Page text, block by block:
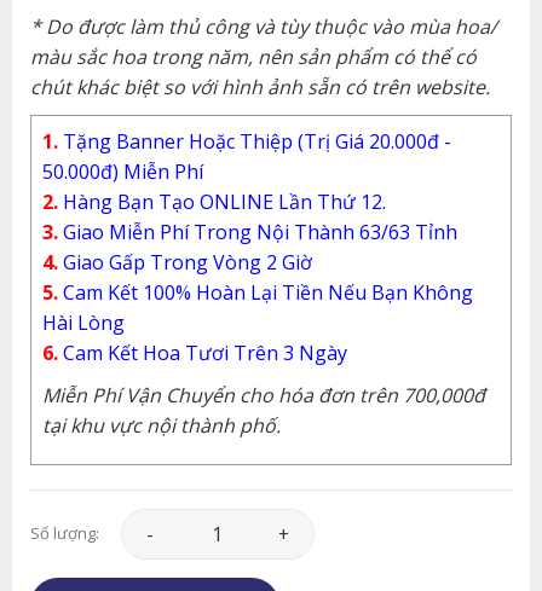
* Do được làm thủ công và tùy thuộc vào mùa hoa/
màu sắc hoa trong năm, nên sản phẩm có thể có
chút khác biệt so với hình ảnh sẵn có trên website.
1. Tặng Banner Hoặc Thiệp (Trị Giá 20.000đ -
50.000đ) Miễn Phí
2. Hàng Bạn Tạo ONLINE Lần Thứ 12.
3.Giao Miễn Phí Trong Nội Thành 63/63 Tỉnh
4.Giao Gấp Trong Vòng 2 Giờ
5.Cam Kết 100% Hoàn Lại Tiền Nếu Bạn Không
Hài Lòng
6.Cam Kết Hoa Tươi Trên 3 Ngày
Miễn Phí Vận Chuyển cho hóa đơn trên 700,000đ
tại khu vực nội thành phố.
Số lượng: Lan Hồ Điệp - LHD066 số lượng